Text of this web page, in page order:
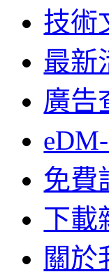
技術
最新
廣告
免費
下載
關於